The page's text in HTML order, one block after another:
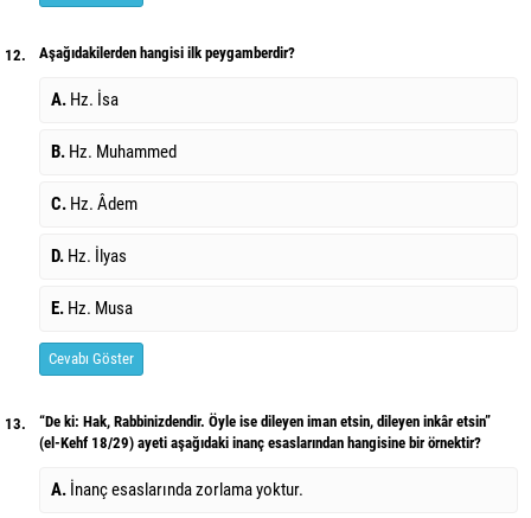
12. Aşağıdakilerden hangisi ilk peygamberdir?
A. Hz. İsa
B. Hz. Muhammed
C. Hz. Âdem
D. Hz. İlyas
E. Hz. Musa
Cevabı Göster
13.
“De ki: Hak, Rabbinizdendir. Öyle ise dileyen iman etsin, dileyen inkâr etsin”
(el-Kehf 18/29) ayeti aşağıdaki inanç esaslarından hangisine bir örnektir?
A. İnanç esaslarında zorlama yoktur.